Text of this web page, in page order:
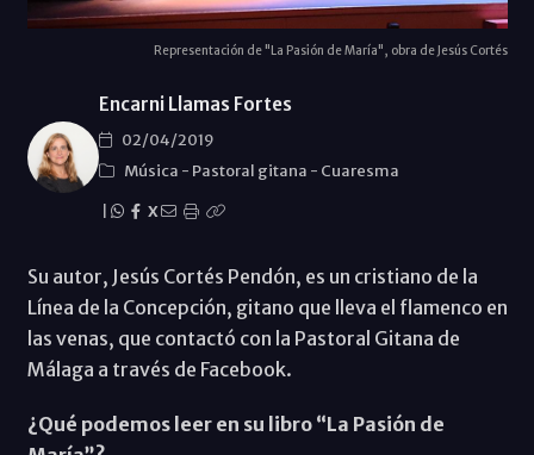
Representación de "La Pasión de María", obra de Jesús Cortés
Encarni Llamas Fortes
02/04/2019
Música - Pastoral gitana - Cuaresma
X
Su autor, Jesús Cortés Pendón, es un cristiano de la
Línea de la Concepción, gitano que lleva el flamenco en
las venas, que contactó con la Pastoral Gitana de
Málaga a través de Facebook.
¿Qué podemos leer en su libro “La Pasión de